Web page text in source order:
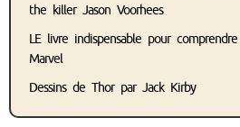
the killer Jason Voorhees
LE livre indispensable pour comprendre
Marvel
Dessins de Thor par Jack Kirby